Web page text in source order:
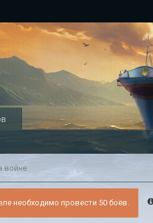
войне
необходимо провести 50 боёв.